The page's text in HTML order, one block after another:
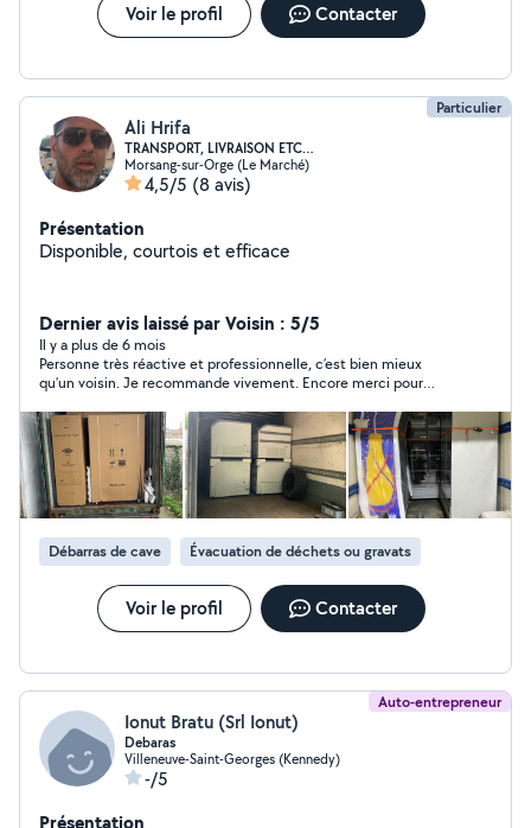
Voir le profil Contacter
Particulier
Ali Hrifa
TRANSPORT, LIVRAISON ETC…
Morsang-sur-Orge (Le Marché)
4,5/5 (8 avis)
Présentation
Disponible, courtois et efficace
Dernier avis laissé par Voisin : 5/5
Il y a plus de 6 mois
Personne très réactive et professionnelle, c’est bien mieux
qu’un voisin. Je recommande vivement. Encore merci pour
Débarras de cave Évacuation de déchets ou gravats
Voir le profil Contacter
Auto-entrepreneur
Ionut Bratu (Srl Ionut)
Debaras
Villeneuve-Saint-Georges (Kennedy)
-/5
Présentation